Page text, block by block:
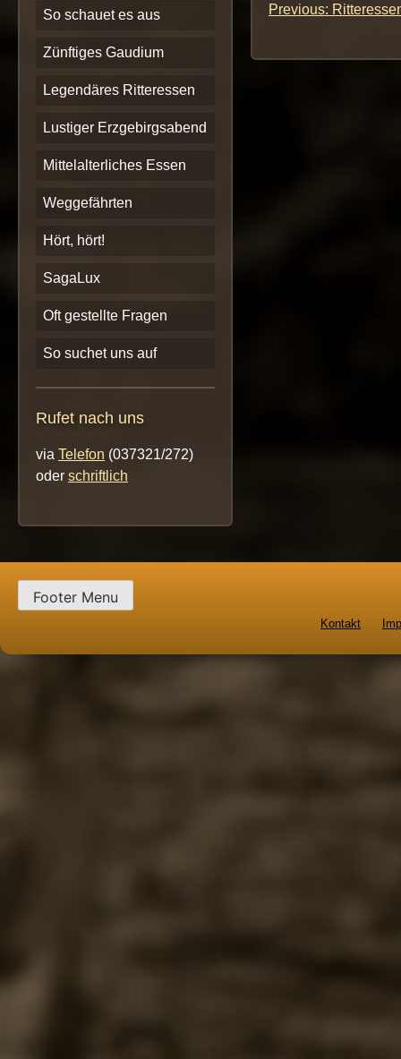
Beitrags-
Navigation
Previous:
So schauet es aus
Zünftiges Gaudium
Legendäres Ritteressen
Lustiger Erzgebirgsabend
Mittelalterliches Essen
Weggefährten
Hört, hört!
SagaLux
Oft gestellte Fragen
So suchet uns auf
Rufet nach uns
via Telefon (037321/272)
oder schriftlich
Footer Menu
Kontakt